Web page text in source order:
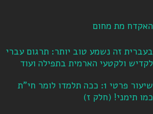
האקדח מת מחום
בעברית זה נשמע טוב יותר: תרגום עברי
לקדיש ולקטעי הארמית בתפילה ועוד
שיעור פרטי 1: ככה תלמדו לומר חי"ת
כמו תימני! ‏(חלק ז‏)